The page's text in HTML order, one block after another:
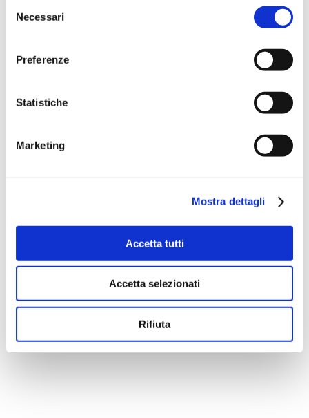
delNecessari
Preferenze
Statistiche
Marketing
Mostra dettagli
Accetta tutti
Accetta selezionati
Rifiuta